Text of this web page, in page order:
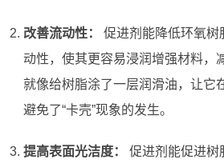
改善流动性：
促进剂能降低环氧树
动性，使其更容易浸润增强材料，
就像给树脂涂了一层润滑油，让它
避免了“卡壳”现象的发生。
提高表面光洁度：
促进剂能促进树